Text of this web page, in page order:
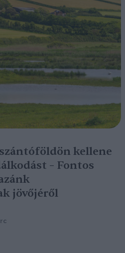
kellene
– Fontos
jövőjéről